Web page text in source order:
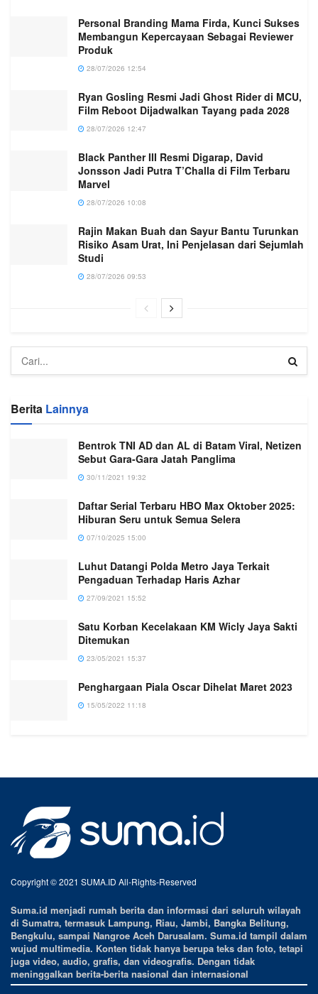
Personal Branding Mama Firda, Kunci Sukses
Membangun Kepercayaan Sebagai Reviewer
Produk
28/07/2026 12:54
Ryan Gosling Resmi Jadi Ghost Rider di MCU,
Film Reboot Dijadwalkan Tayang pada 2028
28/07/2026 12:47
Black Panther III Resmi Digarap, David
Jonsson Jadi Putra T’Challa di Film Terbaru
Marvel
28/07/2026 10:08
Rajin Makan Buah dan Sayur Bantu Turunkan
Risiko Asam Urat, Ini Penjelasan dari Sejumlah
Studi
28/07/2026 09:53
Berita Lainnya
Bentrok TNI AD dan AL di Batam Viral, Netizen
Sebut Gara-Gara Jatah Panglima
30/11/2021 19:32
Daftar Serial Terbaru HBO Max Oktober 2025:
Hiburan Seru untuk Semua Selera
07/10/2025 15:00
Luhut Datangi Polda Metro Jaya Terkait
Pengaduan Terhadap Haris Azhar
27/09/2021 15:52
Satu Korban Kecelakaan KM Wicly Jaya Sakti
Ditemukan
23/05/2021 15:37
Penghargaan Piala Oscar Dihelat Maret 2023
15/05/2022 11:18
Copyright © 2021 SUMA.ID All-Rights-Reserved
Suma.id menjadi rumah berita dan informasi dari seluruh wilayah
di Sumatra, termasuk Lampung, Riau, Jambi, Bangka Belitung,
Bengkulu, sampai Nangroe Aceh Darusalam. Suma.id tampil dalam
wujud multimedia. Konten tidak hanya berupa teks dan foto, tetapi
juga video, audio, grafis, dan videografis. Dengan tidak
meninggalkan berita-berita nasional dan internasional